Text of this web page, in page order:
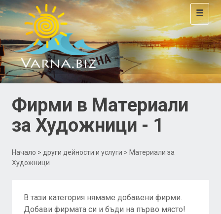
Toggle
Фирми в Материали
за Художници - 1
Начало > други дейности и услуги > Материали за
Художници
В тази категория нямаме добавени фирми.
Добави фирмата си и бъди на първо място!